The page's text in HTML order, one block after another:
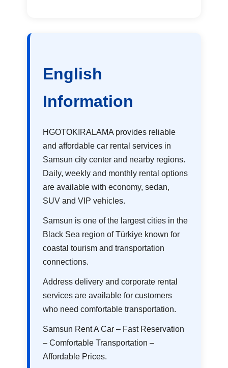
English
Information
HGOTOKIRALAMA provides reliable
and affordable car rental services in
Samsun city center and nearby regions.
Daily, weekly and monthly rental options
are available with economy, sedan,
SUV and VIP vehicles.
Samsun is one of the largest cities in the
Black Sea region of Türkiye known for
coastal tourism and transportation
connections.
Address delivery and corporate rental
services are available for customers
who need comfortable transportation.
Samsun Rent A Car – Fast Reservation
– Comfortable Transportation –
Affordable Prices.